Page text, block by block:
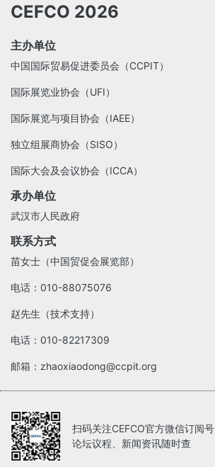
CEFCO 2026
主办单位
中国国际贸易促进委员会（CCPIT）
国际展览业协会（UFI）
国际展览与项目协会（IAEE）
独立组展商协会（SISO）
国际大会及会议协会（ICCA）
承办单位
武汉市人民政府
联系方式
苗女士（中国贸促会展览部）
电话：010-88075076
赵先生（技术支持）
电话：010-82217309
邮箱：zhaoxiaodong@ccpit.org
扫码关注CEFCO官方微信订阅号
论坛议程、新闻资讯随时查